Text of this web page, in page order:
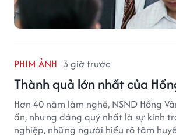
PHIM ẢNH 3 giờ trước
Thành quả lớn nhất của
Hơn 40 năm làm nghề, NSND Hồng
ấn, nhưng đáng quý nhất là sự kính
nghiệp, những người hiểu rõ tâm